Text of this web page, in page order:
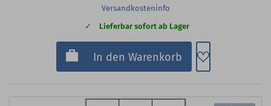
Versandkosteninfo
Lieferbar sofort ab Lager
In den Warenkorb Zum